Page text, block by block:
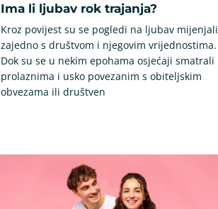
Ima li ljubav rok trajanja?
Kroz povijest su se pogledi na ljubav mijenjali
zajedno s društvom i njegovim vrijednostima.
Dok su se u nekim epohama osjećaji smatrali
prolaznima i usko povezanim s obiteljskim
obvezama ili društven